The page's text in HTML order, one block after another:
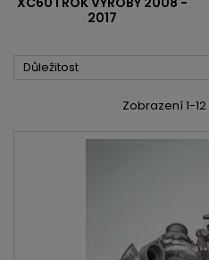
2017
Důležitost
Zobrazení 1-